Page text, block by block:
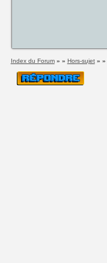
Index du Forum» » Hors-sujet» »